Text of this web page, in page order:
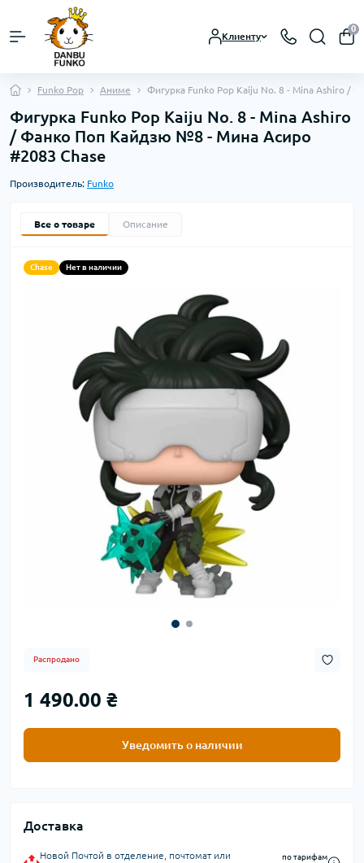
Клиенту
0
Funko Pop Аниме Фигурка Funko Pop Kaiju No. 8 - Mina Ashiro
Фигурка Funko Pop Kaiju No. 8 - Mina Ashiro
/ Фанко Поп Кайдзю №8 - Мина Асиро
#2083 Chase
Производитель: Funko
Все о товаре Описание
Chase Нет в наличии
Распродано
1 490.00 ₴
Уведомить о наличии
Доставка
Новой Почтой в отделение, почтомат или
по тарифам